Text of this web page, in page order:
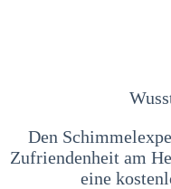
Den
Zufriendenheit am
eine